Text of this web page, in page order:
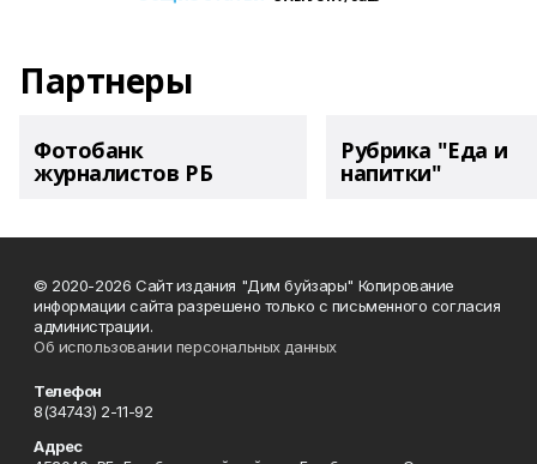
Партнеры
Фотобанк
журналистов РБ
Рубрика "Еда и
напитки"
© 2020-2026 Сайт издания "Дим буйзары" Копирование
информации сайта разрешено только с письменного согласия
администрации.
Об использовании персональных данных
Телефон
8(34743) 2-11-92
Адрес